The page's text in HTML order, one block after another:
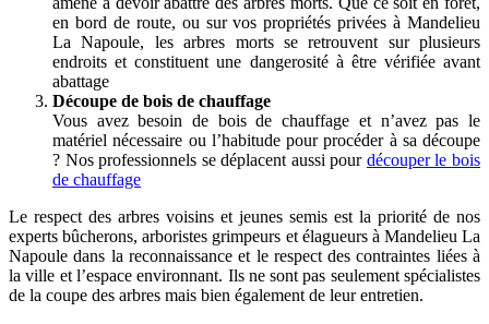
en bord de route, ou sur vos propriétés privées à Mandelieu
La Napoule, les arbres morts se retrouvent sur plusieurs
endroits et constituent une dangerosité à être vérifiée avant
abattage
Découpe de bois de chauffage
Vous avez besoin de bois de chauffage et n’avez pas le
matériel nécessaire ou l’habitude pour procéder à sa découpe
? Nos professionnels se déplacent aussi pour découper le bois
de chauffage
Le respect des arbres voisins et jeunes semis est la priorité de nos
experts bûcherons, arboristes grimpeurs et élagueurs à Mandelieu La
Napoule dans la reconnaissance et le respect des contraintes liées à
la ville et l’espace environnant. Ils ne sont pas seulement spécialistes
de la coupe des arbres mais bien également de leur entretien.